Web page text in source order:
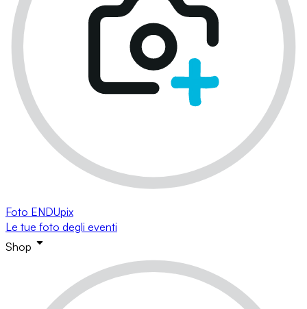
Foto ENDUpix
Le tue foto degli eventi
Shop